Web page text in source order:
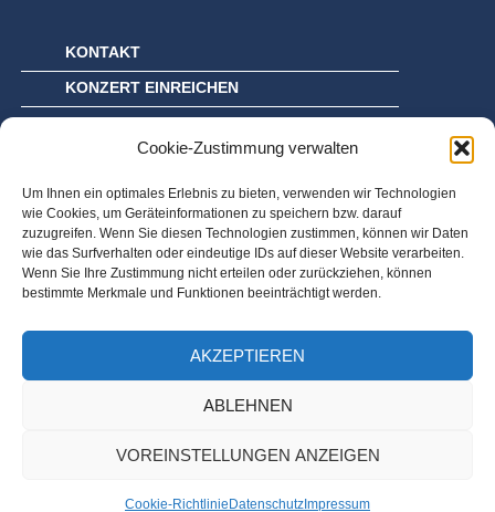
Cookie-Zustimmung verwalten
Um Ihnen ein optimales Erlebnis zu bieten, verwenden wir Technologien
wie Cookies, um Geräteinformationen zu speichern bzw. darauf
zuzugreifen. Wenn Sie diesen Technologien zustimmen, können wir Daten
wie das Surfverhalten oder eindeutige IDs auf dieser Website verarbeiten.
Wenn Sie Ihre Zustimmung nicht erteilen oder zurückziehen, können
bestimmte Merkmale und Funktionen beeinträchtigt werden.
AKZEPTIEREN
ABLEHNEN
VOREINSTELLUNGEN ANZEIGEN
Cookie-Richtlinie Datenschutz Impressum
KONTAKT
KONZERT EINREICHEN
IMPRESSUM
DATENSCHUTZ
COOKIE-RICHTLINIE (EU)